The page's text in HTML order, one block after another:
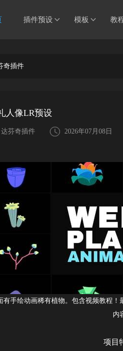
插件预设 模板 教
奇插件
人像LR预设
芬奇插件 2026年07月08日
手绘动画稀有植物。包含视频教程
内
项目